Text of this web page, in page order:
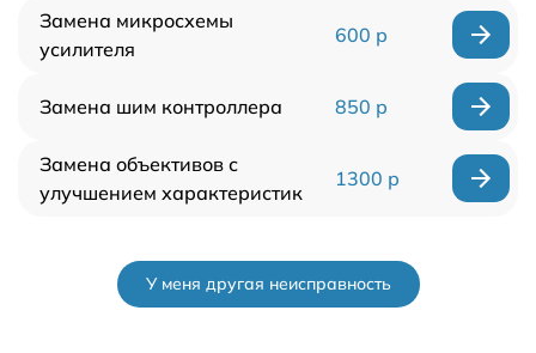
Замена микросхемы
усилителя
600 р
Замена шим контроллера 850 р
Замена объективов с
улучшением характеристик
1300 р
У меня другая неисправность